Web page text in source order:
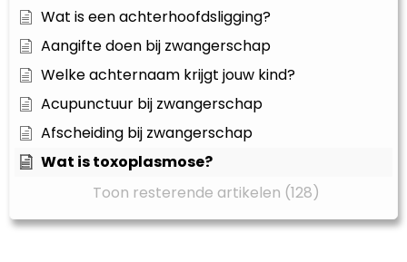
Wat is een achterhoofdsligging?
Aangifte doen bij zwangerschap
Welke achternaam krijgt jouw kind?
Acupunctuur bij zwangerschap
Afscheiding bij zwangerschap
Wat is toxoplasmose?
Toon resterende artikelen (128)